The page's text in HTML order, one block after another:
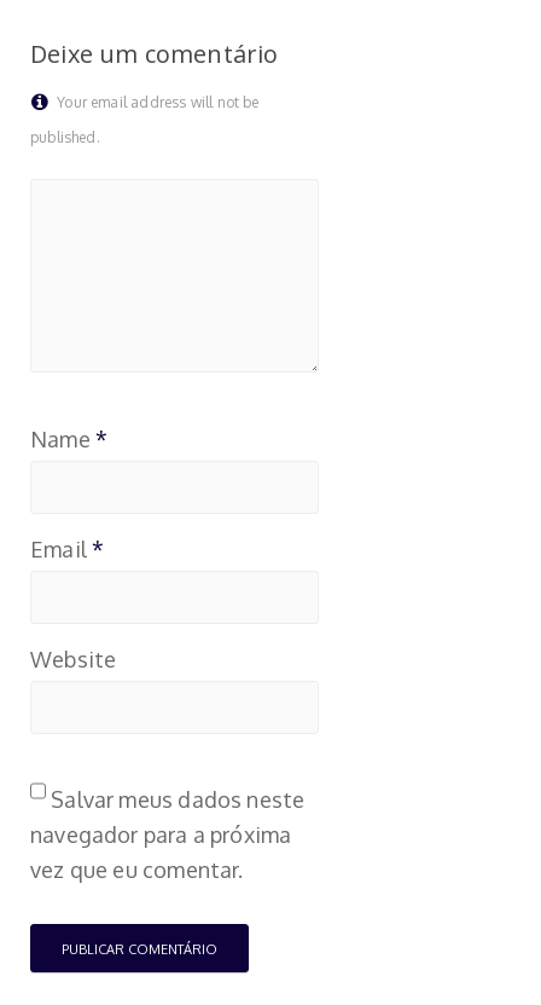
Deixe um comentário
Your email address will not be
published.
Name *
Email*
Website
Salvar meus dados neste
navegador para a próxima
vez que eu comentar.